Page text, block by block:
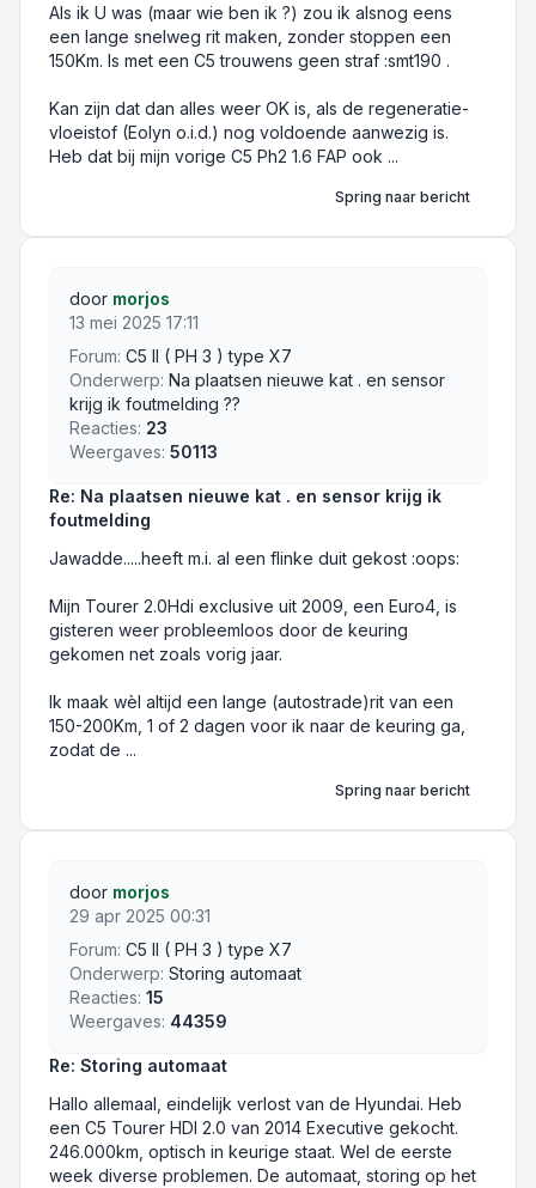
Als ik U was (maar wie ben ik ?) zou ik alsnog eens
een lange snelweg rit maken, zonder stoppen een
150Km. Is met een C5 trouwens geen straf :smt190 .
Kan zijn dat dan alles weer OK is, als de regeneratie-
vloeistof (Eolyn o.i.d.) nog voldoende aanwezig is.
Heb dat bij mijn vorige C5 Ph2 1.6 FAP ook ...
Spring naar bericht
Re: Na plaatsen nieuwe kat . en sensor krijg ik
foutmelding
Jawadde.....heeft m.i. al een flinke duit gekost :oops:
Mijn Tourer 2.0Hdi exclusive uit 2009, een Euro4, is
gisteren weer probleemloos door de keuring
gekomen net zoals vorig jaar.
Ik maak wèl altijd een lange (autostrade)rit van een
150-200Km, 1 of 2 dagen voor ik naar de keuring ga,
zodat de ...
door morjos
13 mei 2025 17:11
Forum: C5 II ( PH 3 ) type X7
Onderwerp: Na plaatsen nieuwe kat . en sensor
krijg ik foutmelding ??
Reacties: 23
Weergaves: 50113
Spring naar bericht
Re: Storing automaat
Hallo allemaal, eindelijk verlost van de Hyundai. Heb
een C5 Tourer HDI 2.0 van 2014 Executive gekocht.
246.000km, optisch in keurige staat. Wel de eerste
week diverse problemen. De automaat, storing op het
door morjos
29 apr 2025 00:31
Forum: C5 II ( PH 3 ) type X7
Onderwerp: Storing automaat
Reacties: 15
Weergaves: 44359